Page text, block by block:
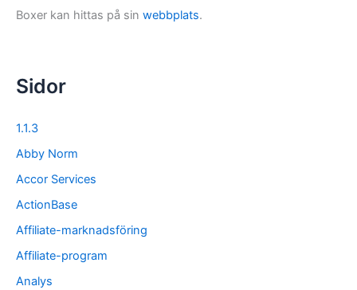
Boxer kan hittas på sin webbplats.
Sidor
1.1.3
Abby Norm
Accor Services
ActionBase
Affiliate-marknadsföring
Affiliate-program
Analys